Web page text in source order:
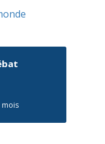
mois